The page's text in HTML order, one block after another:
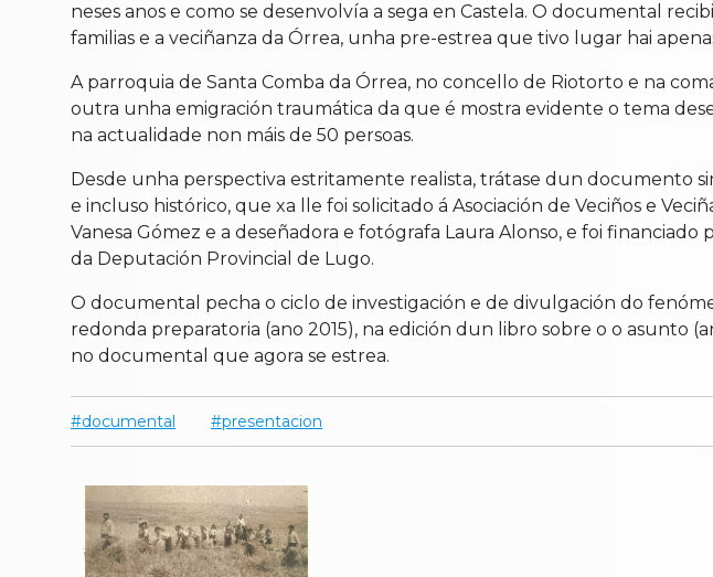
neses anos e como se desenvolvía a sega en Castela. O documental
familias e a veciñanza da Órrea, unha pre-estrea que tivo lugar hai
A parroquia de Santa Comba da Órrea, no concello de Riotorto e na
outra unha emigración traumática da que é mostra evidente o tema
na actualidade non máis de 50 persoas.
Desde unha perspectiva estritamente realista, trátase dun documento
e incluso histórico, que xa lle foi solicitado á Asociación de Veciños e
Vanesa Gómez e a deseñadora e fotógrafa Laura Alonso, e foi
da Deputación Provincial de Lugo.
O documental pecha o ciclo de investigación e de divulgación do
redonda preparatoria (ano 2015), na edición dun libro sobre o o asunto
no documental que agora se estrea.
documental presentacion